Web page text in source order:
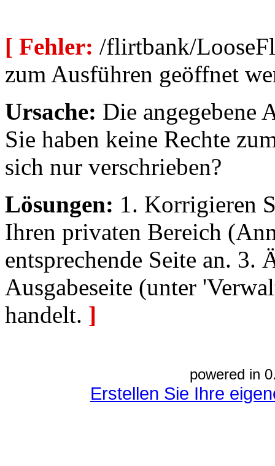
[ Fehler: /flirtbank/
zum Ausführen geöffnet
Ursache: Die angegebene
Sie haben keine Rechte
sich nur verschrieben?
Lösungen: 1. Korrigieren
Ihren privaten Bereich
entsprechende Seite an. 3.
Ausgabeseite (unter
handelt. ]
powered in
Erstellen Sie Ihre